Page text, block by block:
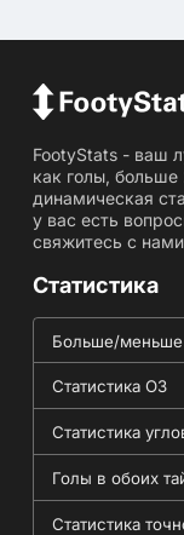
FootyStats - ваш
как голы,
динамическая
у вас есть
свяжитесь с
Статистика
Больше/меньше
Статистика ОЗ
Статистика
Голы в обоих
Статистика